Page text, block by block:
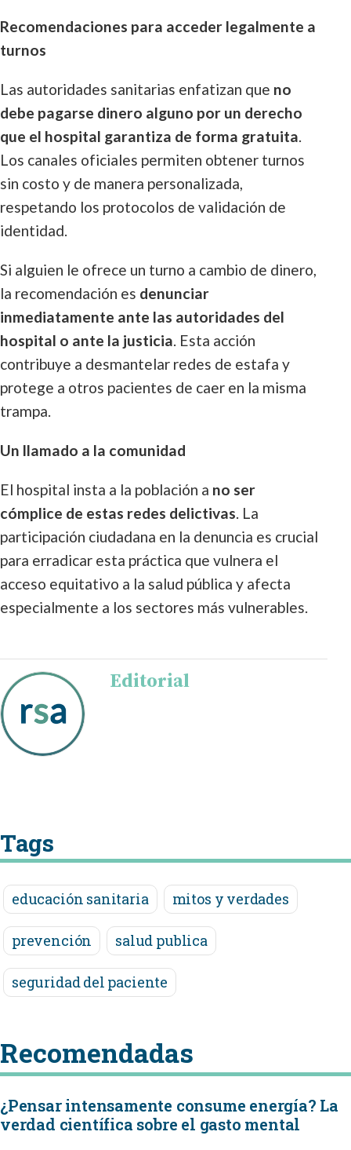
Recomendaciones para acceder legalmente a
turnos
Las autoridades sanitarias enfatizan que no
debe pagarse dinero alguno por un derecho
que el hospital garantiza de forma gratuita.
Los canales oficiales permiten obtener turnos
sin costo y de manera personalizada,
respetando los protocolos de validación de
identidad.
Si alguien le ofrece un turno a cambio de dinero,
la recomendación es denunciar
inmediatamente ante las autoridades del
hospital o ante la justicia. Esta acción
contribuye a desmantelar redes de estafa y
protege a otros pacientes de caer en la misma
trampa.
Un llamado a la comunidad
El hospital insta a la población a no ser
cómplice de estas redes delictivas. La
participación ciudadana en la denuncia es crucial
para erradicar esta práctica que vulnera el
acceso equitativo a la salud pública y afecta
especialmente a los sectores más vulnerables.
Editorial
Tags
educación sanitaria mitos y verdades
prevención salud publica
seguridad del paciente
Recomendadas
¿Pensar intensamente consume energía? La
verdad científica sobre el gasto mental